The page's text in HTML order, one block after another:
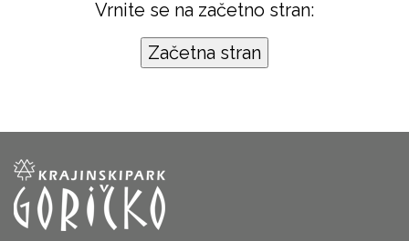
Vrnite se na začetno stran: